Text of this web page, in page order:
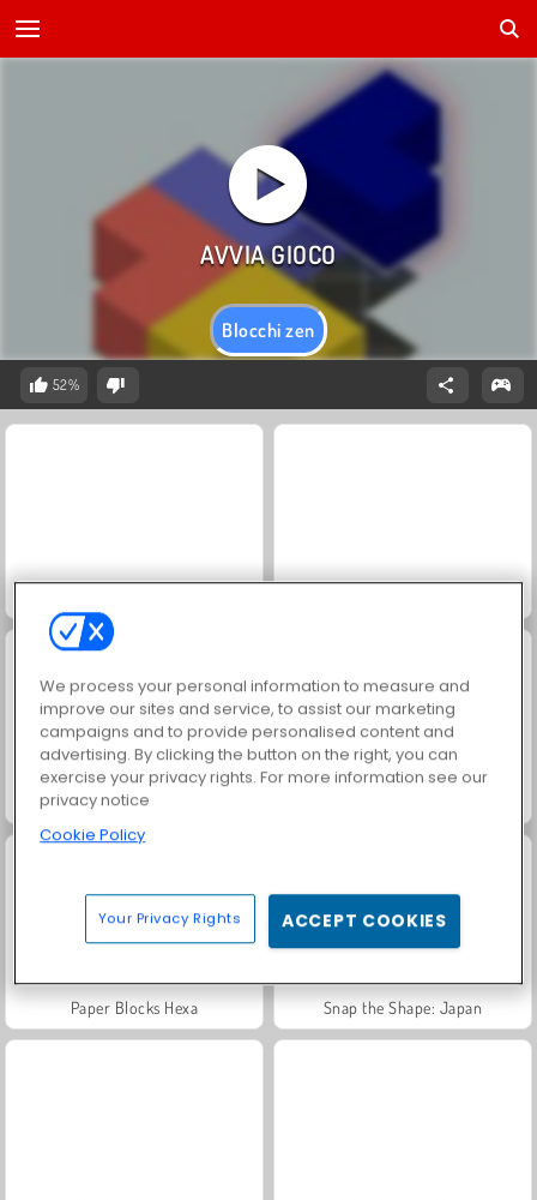
Blocchi zen
52%
4 Two Dots
Paper Blocks Hexa Snap the Shape: Japan
We process your personal information to measure and
improve our sites and service, to assist our marketing
campaigns and to provide personalised content and
advertising. By clicking the button on the right, you can
exercise your privacy rights. For more information see our
privacy notice
Cookie Policy
Your Privacy Rights ACCEPT COOKIES